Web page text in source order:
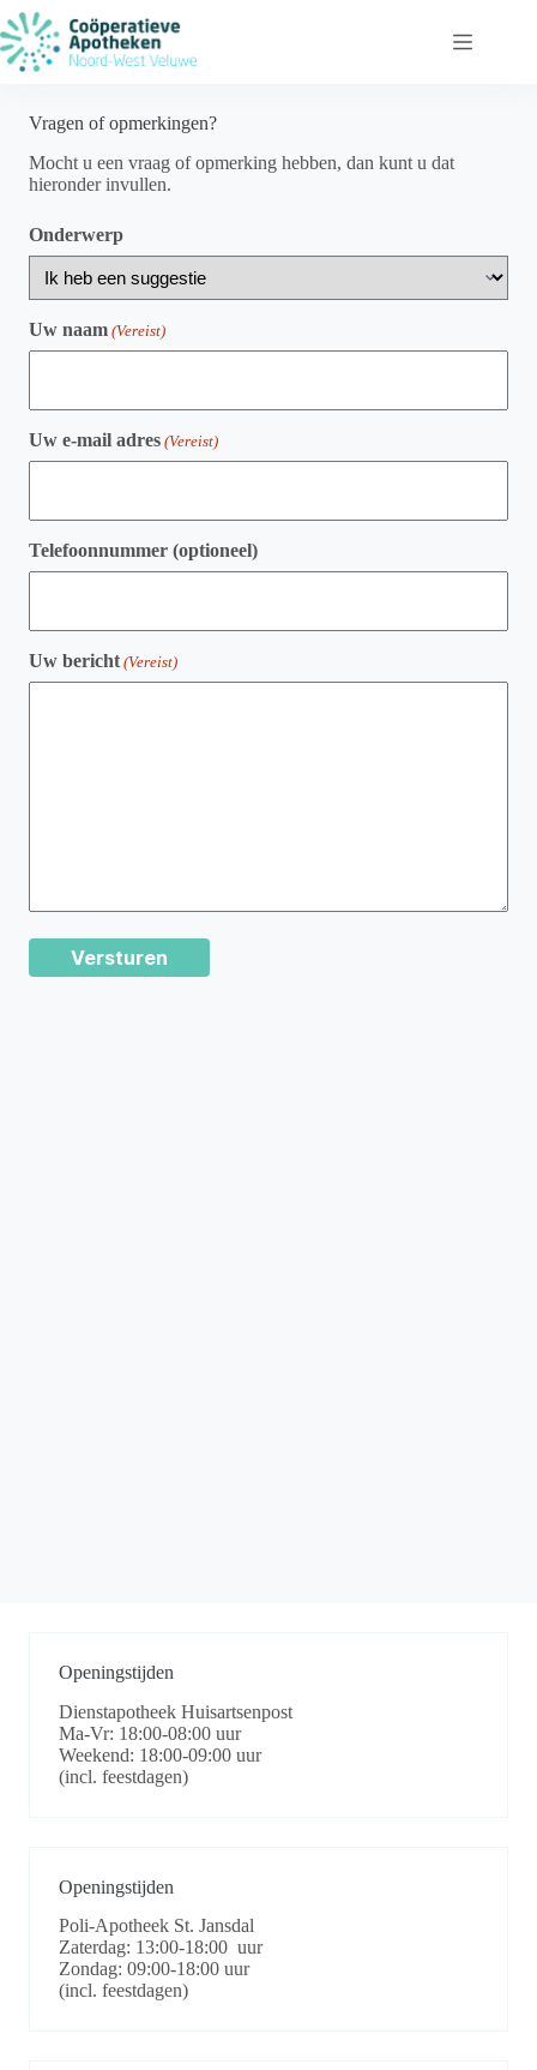
Ga
naar
de
inhoud
Vragen of opmerkingen?
Mocht u een vraag of opmerking hebben, dan kunt u dat
hieronder invullen.
Onderwerp
Uw naam (Vereist)
Uw e-mail adres (Vereist)
Telefoonnummer (optioneel)
Uw bericht (Vereist)
Openingstijden
Dienstapotheek Huisartsenpost
Ma-Vr: 18:00-08:00 uur
Weekend: 18:00-09:00 uur
(incl. feestdagen)
Openingstijden
Poli-Apotheek St. Jansdal
Zaterdag: 13:00-18:00 uur
Zondag: 09:00-18:00 uur
(incl. feestdagen)